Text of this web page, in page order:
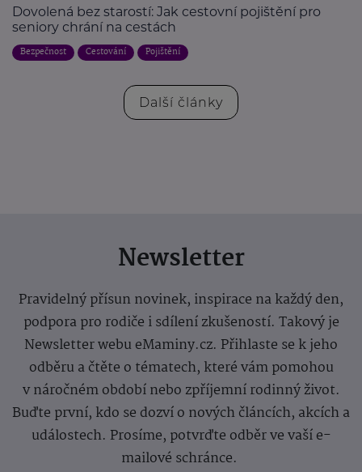
Dovolená bez starostí: Jak cestovní pojištění pro
seniory chrání na cestách
Bezpečnost Cestování Pojištění
Další články
Newsletter
Pravidelný přísun novinek, inspirace na každý den,
podpora pro rodiče i sdílení zkušeností. Takový je
Newsletter webu eMaminy.cz. Přihlaste se k jeho
odběru a čtěte o tématech, které vám pomohou
v náročném období nebo zpříjemní rodinný život.
Buďte první, kdo se dozví o nových článcích, akcích a
událostech. Prosíme, potvrďte odběr ve vaší e-
mailové schránce.